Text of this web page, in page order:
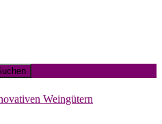
Weingütern